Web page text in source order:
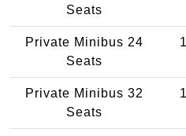
Seats
Private Minibus 24
Seats
Private Minibus 32
Seats